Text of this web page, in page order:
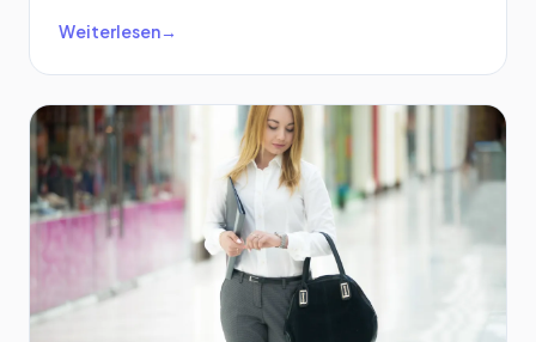
Weiterlesen→